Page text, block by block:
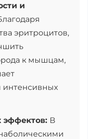
и
эритроцитов,
к мышцам,
интенсивных
эффектов: В